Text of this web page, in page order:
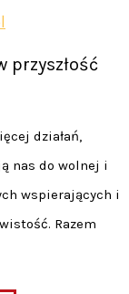
przyszłość
działań,
nas do wolnej i
wspierających i
Razem